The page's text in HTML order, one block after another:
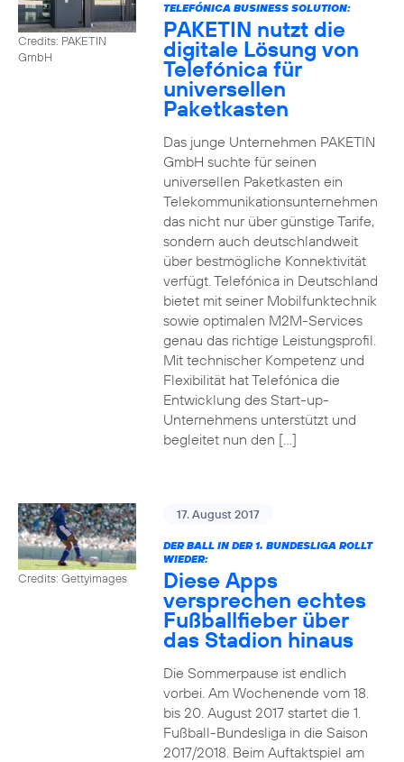
Credits: PAKETIN
GmbH
TELEFÓNICA BUSINESS SOLUTION:
PAKETIN nutzt die
digitale Lösung von
Telefónica für
universellen
Paketkasten
Das junge Unternehmen PAKETIN
GmbH suchte für seinen
universellen Paketkasten ein
Telekommunikationsunternehmen
das nicht nur über günstige Tarife,
sondern auch deutschlandweit
über bestmögliche Konnektivität
verfügt. Telefónica in Deutschland
bietet mit seiner Mobilfunktechnik
sowie optimalen M2M-Services
genau das richtige Leistungsprofil.
Mit technischer Kompetenz und
Flexibilität hat Telefónica die
Entwicklung des Start-up-
Unternehmens unterstützt und
begleitet nun den […]
Credits: Gettyimages
17. August 2017
DER BALL IN DER 1. BUNDESLIGA ROLLT
WIEDER:
Diese Apps
versprechen echtes
Fußballfieber über
das Stadion hinaus
Die Sommerpause ist endlich
vorbei. Am Wochenende vom 18.
bis 20. August 2017 startet die 1.
Fußball-Bundesliga in die Saison
2017/2018. Beim Auftaktspiel am